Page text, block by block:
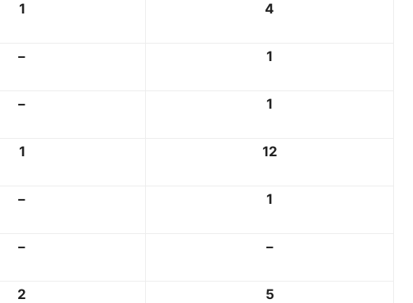
1 4
– 1
– 1
1 12
– 1
– –
2 5